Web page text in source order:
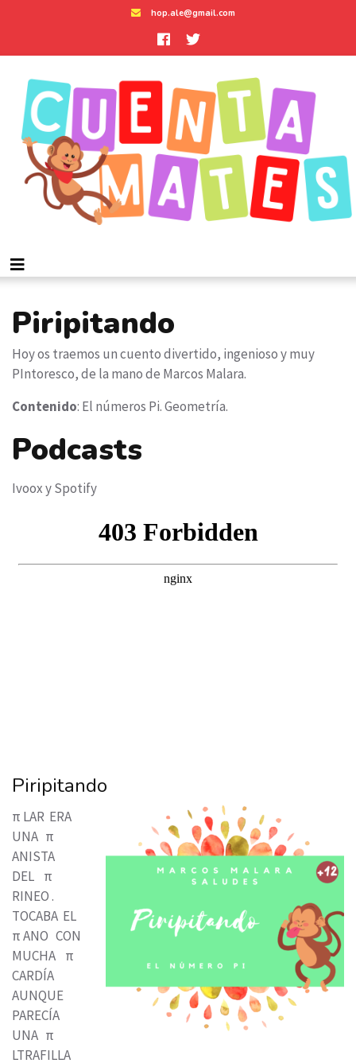
hop.ale@gmail.com
Piripitando
Hoy os traemos un cuento divertido, ingenioso y muy
PIntoresco, de la mano de Marcos Malara.
Contenido: El números Pi. Geometría.
Podcasts
Ivoox y Spotify
Piripitando
π LAR ERA
UNA π
ANISTA
DEL π
RINEO .
TOCABA EL
π ANO CON
MUCHA π
CARDÍA
AUNQUE
PARECÍA
UNA π
LTRAFILLA